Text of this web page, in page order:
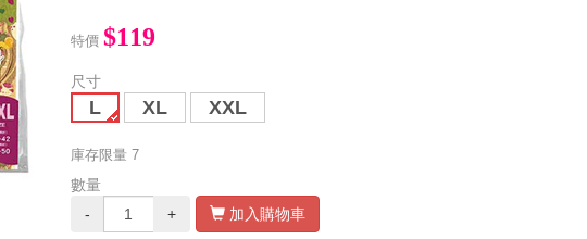
特價 $119
尺寸
L XL XXL
庫存限量 7
數量
-
+ 加入購物車